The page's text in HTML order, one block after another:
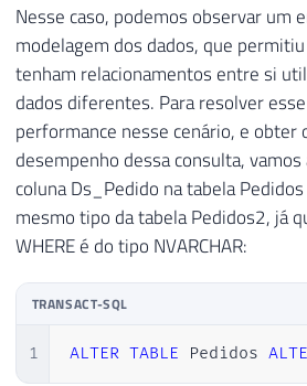
Nesse caso, podemos observar um
modelagem dos dados, que
tenham relacionamentos entre si
dados diferentes. Para resolver
performance nesse cenário, e obter
desempenho dessa consulta,
coluna Ds_Pedido na tabela
mesmo tipo da tabela Pedidos2, já
WHERE é do tipo NVARCHAR:
TRANSACT-SQL
1 ALTER TABLE Pedidos